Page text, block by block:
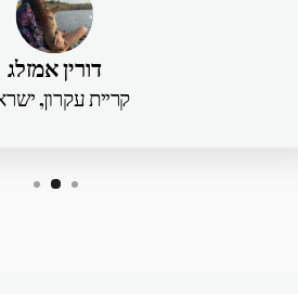
דורין אמזלג
קריית עקרון,